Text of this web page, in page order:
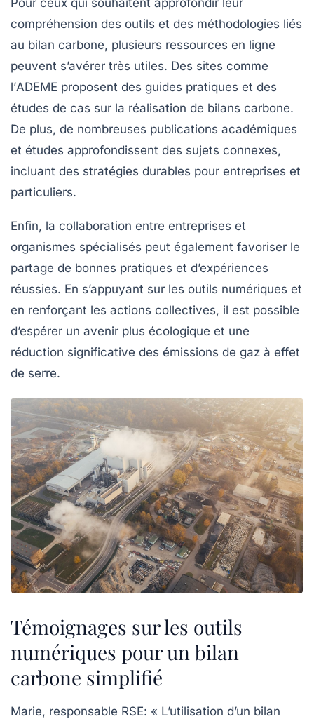
Pour ceux qui souhaitent approfondir leur
compréhension des outils et des méthodologies liés
au bilan carbone, plusieurs ressources en ligne
peuvent s’avérer très utiles. Des sites comme
l’ADEME proposent des guides pratiques et des
études de cas sur la réalisation de bilans carbone.
De plus, de nombreuses publications académiques
et études approfondissent des sujets connexes,
incluant des stratégies durables pour entreprises et
particuliers.
Enfin, la collaboration entre entreprises et
organismes spécialisés peut également favoriser le
partage de bonnes pratiques et d’expériences
réussies. En s’appuyant sur les outils numériques et
en renforçant les actions collectives, il est possible
d’espérer un avenir plus écologique et une
réduction significative des émissions de gaz à effet
de serre.
Témoignages sur les outils
numériques pour un bilan
carbone simplifié
Marie, responsable RSE: « L’utilisation d’un bilan